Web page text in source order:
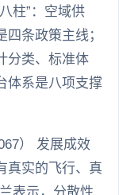
柱”：空域供
条政策主线；
分类、标准体
体系是八项支撑
） 发展成效
真实的飞行、真